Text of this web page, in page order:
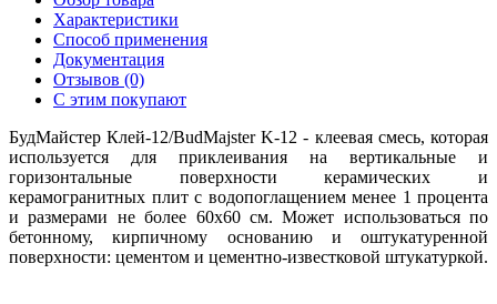
Характеристики
Способ применения
Документация
Отзывов (0)
С этим покупают
БудМайстер Клей-12/BudMajster K-12 - клеевая смесь, которая
используется для приклеивания на вертикальные и
горизонтальные поверхности керамических и
керамогранитных плит с водопоглащением менее 1 процента
и размерами не более 60х60 см. Может использоваться по
бетонному, кирпичному основанию и оштукатуренной
поверхности: цементом и цементно-известковой штукатуркой.